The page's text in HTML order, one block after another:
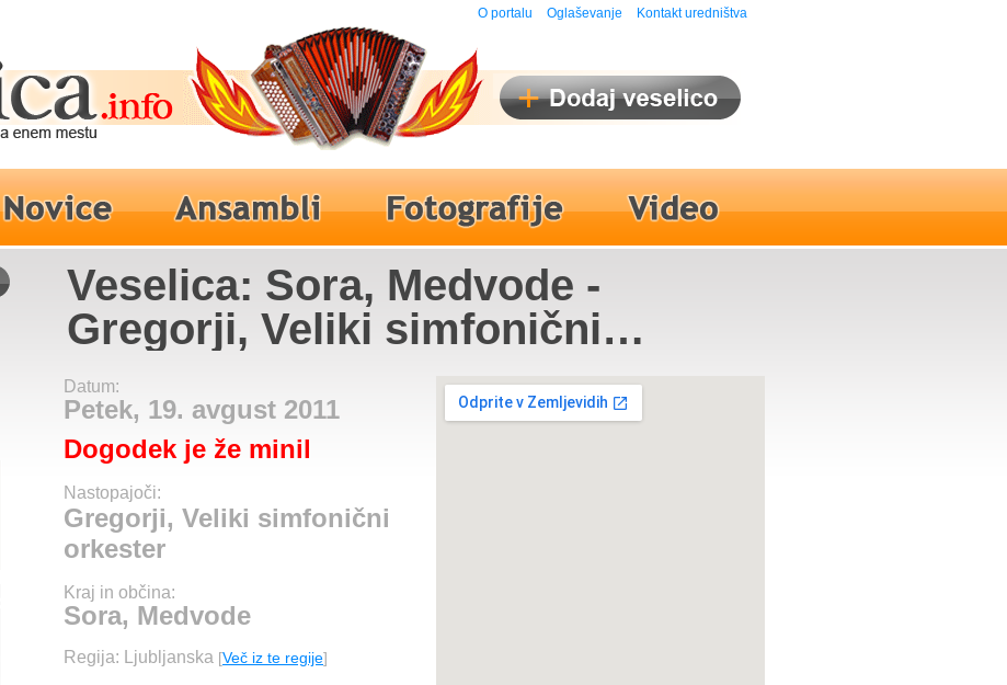
O portalu Oglaševanje Kontakt uredništva
Veselica: Sora, Medvode -
Gregorji, Veliki simfonični
orkester
Datum:
Petek, 19. avgust 2011
Dogodek je že minil
Nastopajoči:
Gregorji, Veliki simfonični
orkester
Kraj in občina:
Sora, Medvode
Regija: Ljubljanska [Več iz te regije]